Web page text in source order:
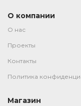
О компании
О нас
Проекты
Контакты
Политика
Магазин